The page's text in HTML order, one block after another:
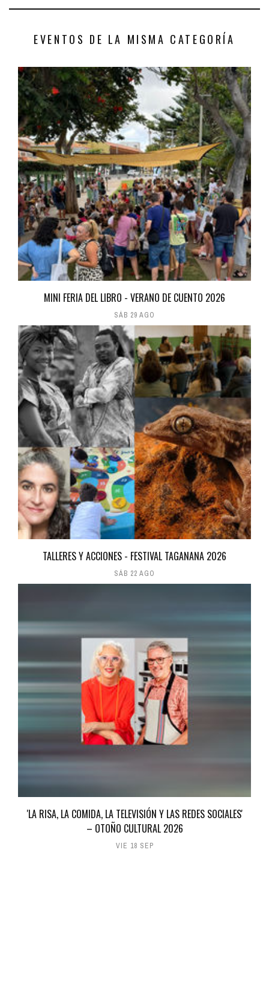
EVENTOS DE LA MISMA CATEGORÍA
MINI FERIA DEL LIBRO - VERANO DE CUENTO 2026
SÁB 29 AGO
TALLERES Y ACCIONES - FESTIVAL TAGANANA 2026
SÁB 22 AGO
'LA RISA, LA COMIDA, LA TELEVISIÓN Y LAS REDES SOCIALES'
– OTOÑO CULTURAL 2026
VIE 18 SEP